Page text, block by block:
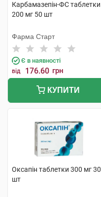
Карбамазепін-ФС таблетки
200 мг 50 шт
Фарма Старт
Є в наявності
від 176.60 грн
КУПИТИ
Оксапін таблетки 300 мг 30
шт